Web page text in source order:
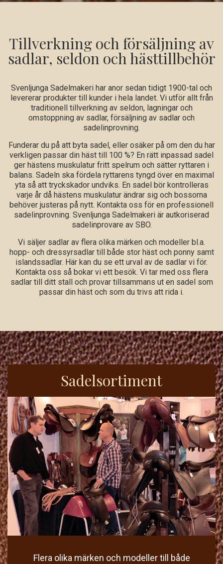
Tillverkning och försäljning av
sadlar, seldon och hästtillbehör
Svenljunga Sadelmakeri har anor sedan tidigt 1900-tal och
levererar produkter till kunder i hela landet. Vi utför allt från
traditionell tillverkning av seldon, lagningar och
omstoppning av sadlar, försäljning av sadlar och
sadelinprovning.
Funderar du på att byta sadel, eller osäker på om den du har
verkligen passar din häst till 100 %? En rätt inpassad sadel
ger hästens muskulatur fritt spelrum och sätter ryttaren i
balans. Sadeln ska fördela ryttarens tyngd över en maximal
yta så att tryckskador undviks. En sadel bör kontrolleras
varje år då hästens muskulatur ändrar sig och bossorna
behöver justeras på nytt. Kontakta oss för en professionell
sadelinprovning. Svenljunga Sadelmakeri är autkoriserad
sadelinprovare av SBO.
Vi säljer sadlar av flera olika märken och modeller bl.a.
hopp- och dressyrsadlar till både stor häst och ponny samt
islandssadlar. Här kan du se ett urval av de sadlar vi för.
Kontakta oss så bokar vi ett besök. Vi tar med oss flera
sadlar till ditt stall och provar tillsammans ut en sadel som
passar din häst och som du trivs att rida i.
Sadelsortiment
Flera olika märken och modeller till både